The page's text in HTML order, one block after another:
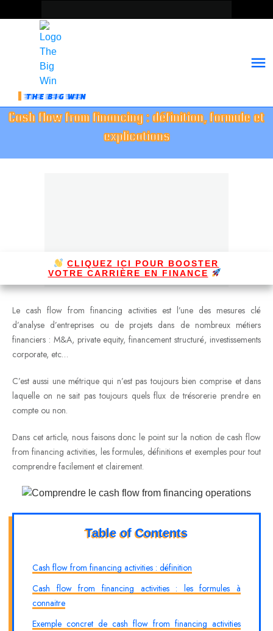
THE BIG WIN
Cash flow from financing : définition, formule et
explications
CLIQUEZ ICI POUR BOOSTER
VOTRE CARRIÈRE EN FINANCE
Le cash flow from financing activities est l’une des mesures clé
d’analyse d’entreprises ou de projets dans de nombreux métiers
financiers : M&A, private equity, financement structuré, investissements
corporate, etc…
C’est aussi une métrique qui n’est pas toujours bien comprise et dans
laquelle on ne sait pas toujours quels flux de trésorerie prendre en
compte ou non.
Dans cet article, nous faisons donc le point sur la notion de cash flow
from financing activities, les formules, définitions et exemples pour tout
comprendre facilement et clairement.
Table of Contents
Cash flow from financing activities : définition
Cash flow from financing activities : les formules à
connaitre
Exemple concret de cash flow from financing activities